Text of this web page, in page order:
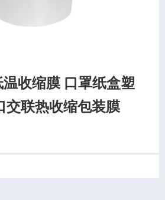
收缩膜 口罩纸盒塑
交联热收缩包装膜